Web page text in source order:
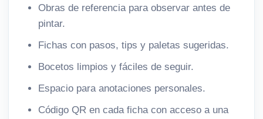
Obras de referencia para observar antes de
pintar.
Fichas con pasos, tips y paletas sugeridas.
Bocetos limpios y fáciles de seguir.
Espacio para anotaciones personales.
Código QR en cada ficha con acceso a una